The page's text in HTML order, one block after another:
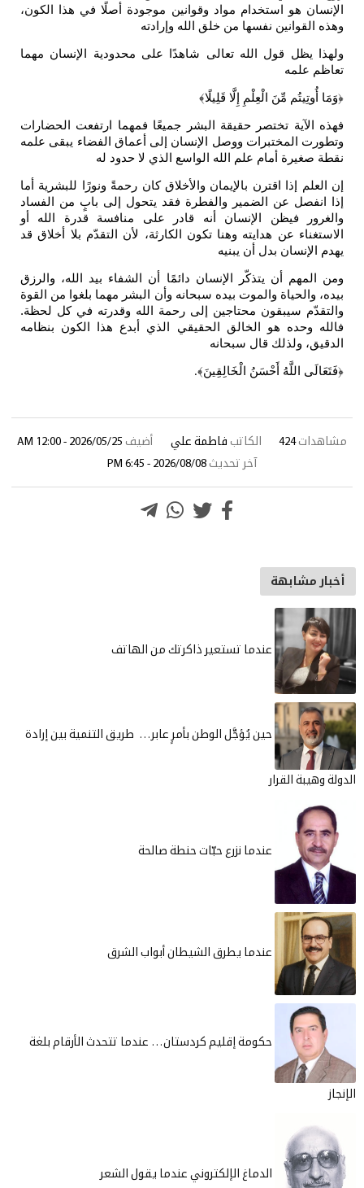
الإنسان هو استخدام مواد وقوانين موجودة أصلًا في هذا الكون،
وهذه القوانين نفسها من خلق الله وإرادته
ولهذا يظل قول الله تعالى شاهدًا على محدودية الإنسان مهما
تعاظم علمه
﴿وَمَا أُوتِيتُم مِّنَ الْعِلْمِ إِلَّا قَلِيلًا﴾
فهذه الآية تختصر حقيقة البشر جميعًا فمهما ارتفعت الحضارات
وتطورت المختبرات ووصل الإنسان إلى أعماق الفضاء يبقى علمه
نقطة صغيرة أمام علم الله الواسع الذي لا حدود له
إن العلم إذا اقترن بالإيمان والأخلاق كان رحمةً ونورًا للبشرية أما
إذا انفصل عن الضمير والفطرة فقد يتحول إلى بابٍ من الفساد
والغرور فيظن الإنسان أنه قادر على منافسة قدرة الله أو
الاستغناء عن هدايته وهنا تكون الكارثة، لأن التقدّم بلا أخلاق قد
يهدم الإنسان بدل أن يبنيه
ومن المهم أن يتذكّر الإنسان دائمًا أن الشفاء بيد الله، والرزق
بيده، والحياة والموت بيده سبحانه وأن البشر مهما بلغوا من القوة
والتقدّم سيبقون محتاجين إلى رحمة الله وقدرته في كل لحظة.
فالله وحده هو الخالق الحقيقي الذي أبدع هذا الكون بنظامه
الدقيق، ولذلك قال سبحانه
﴿فَتَعَالَى اللَّهُ أَحْسَنُ الْخَالِقِينَ﴾.
مشاهدات 424 الكاتب فاطمة علي أضيف 2026/05/25 - 12:00 AM
آخر تحديث 2026/08/08 - 6:45 PM
أخبار مشابهة
عندما تستعير ذاكرتك من الهاتف
حين يُؤجَّل الوطن بأمرٍ عابر… طريق التنمية بين إرادة
الدولة وهيبة القرار
عندما نزرع حبّات حنطة صالحة
عندما يطرق الشيطان أبواب الشرق
حكومة إقليم كردستان… عندما تتحدث الأرقام بلغة
الإنجاز
الدماغ الإلكتروني عندما يقول الشعر